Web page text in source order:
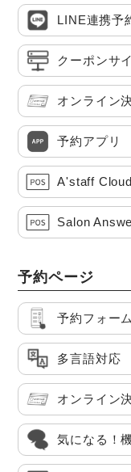
LINE連携予
クーポンサ
オンライン
予約アプリ
A'staff
Salon
予約ページ
予約フォーム
多言語対応
オンライン
気になる！